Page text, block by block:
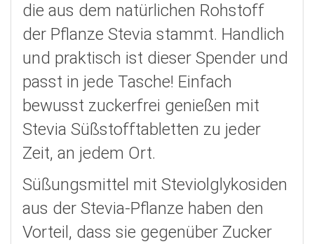
die aus dem natürlichen Rohstoff
der Pflanze Stevia stammt. Handlich
und praktisch ist dieser Spender und
passt in jede Tasche! Einfach
bewusst zuckerfrei genießen mit
Stevia Süßstofftabletten zu jeder
Zeit, an jedem Ort.
Süßungsmittel mit Steviolglykosiden
aus der Stevia-Pflanze haben den
Vorteil, dass sie gegenüber Zucker